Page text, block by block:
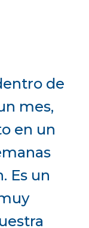
de
mes,
en un
Es un